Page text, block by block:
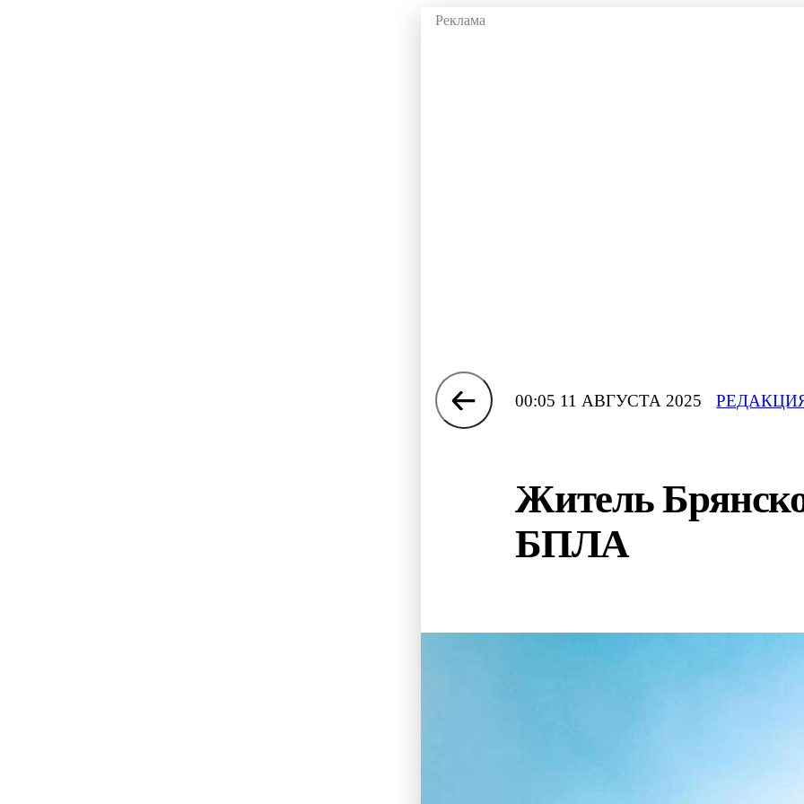
00:05 11 АВГУСТА 2025
Житель
БПЛА